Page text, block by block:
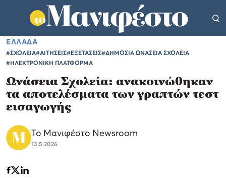
ΕΛΛΑΔΑ
#ΣΧΟΛΕΙΑ#ΑΙΤΗΣΕΙΣ#ΕΞΕΤΑΣΕΙΣ#ΔΗΜΟΣΙΑ ΩΝΑΣΕΙΑ ΣΧΟΛΕΙΑ
#ΗΛΕΚΤΡΟΝΙΚΗ ΠΛΑΤΦΟΡΜΑ
Ωνάσεια Σχολεία: ανακοινώθηκαν
τα αποτελέσματα των γραπτών τεστ
εισαγωγής
Το Μανιφέστο Newsroom
13.5.2026